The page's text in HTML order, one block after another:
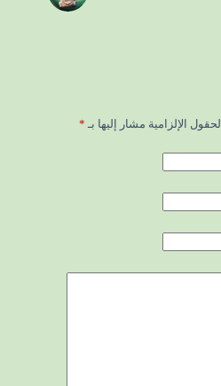
الحقول الإلزامية مشار إليها بـ *